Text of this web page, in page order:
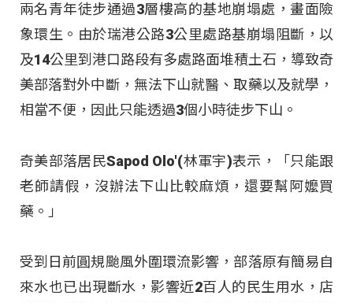
兩名青年徒步通過3層樓高的基地崩塌處，畫面險
象環生。由於瑞港公路3公里處路基崩塌阻斷，以
及14公里到港口路段有多處路面堆積土石，導致奇
美部落對外中斷，無法下山就醫、取藥以及就學，
相當不便，因此只能透過3個小時徒步下山。
奇美部落居民Sapod Olo'(林軍宇)表示，「只能跟
老師請假，沒辦法下山比較麻煩，還要幫阿嬤買
藥。」
受到日前圓規颱風外圍環流影響，部落原有簡易自
來水也已出現斷水，影響近2百人的民生用水，店